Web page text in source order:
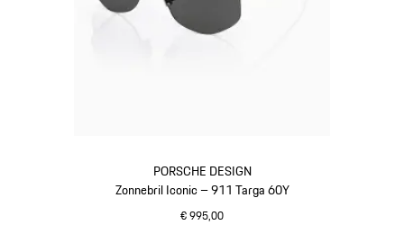
PORSCHE DESIGN
Zonnebril Iconic – 911 Targa 60Y
€ 995,00